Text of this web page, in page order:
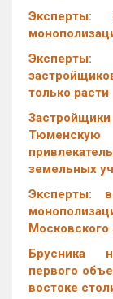
Эксперты:
Эксперты:
только расти
земельных
Эксперты:
Московского
Брусника
первого
востоке